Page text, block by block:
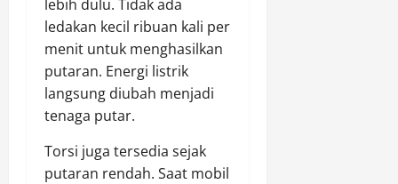
lebih dulu. Tidak ada
ledakan kecil ribuan kali per
menit untuk menghasilkan
putaran. Energi listrik
langsung diubah menjadi
tenaga putar.
Torsi juga tersedia sejak
putaran rendah. Saat mobil